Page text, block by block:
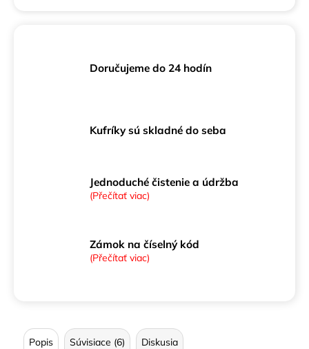
Doručujeme do 24 hodín
Kufríky sú skladné do seba
Jednoduché čistenie a údržba
(Přečítať viac)
Zámok na číselný kód
(Přečítať viac)
Popis Súvisiace (6) Diskusia